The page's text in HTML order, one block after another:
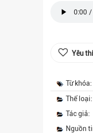
Yêu
Từ
Thể
Tác giả:
Nguồn